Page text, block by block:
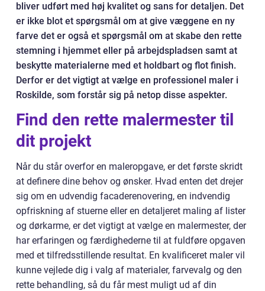
bliver udført med høj kvalitet og sans for detaljen. Det
er ikke blot et spørgsmål om at give væggene en ny
farve det er også et spørgsmål om at skabe den rette
stemning i hjemmet eller på arbejdspladsen samt at
beskytte materialerne med et holdbart og flot finish.
Derfor er det vigtigt at vælge en professionel maler i
Roskilde, som forstår sig på netop disse aspekter.
Find den rette malermester til
dit projekt
Når du står overfor en maleropgave, er det første skridt
at definere dine behov og ønsker. Hvad enten det drejer
sig om en udvendig facaderenovering, en indvendig
opfriskning af stuerne eller en detaljeret maling af lister
og dørkarme, er det vigtigt at vælge en malermester, der
har erfaringen og færdighederne til at fuldføre opgaven
med et tilfredsstillende resultat. En kvalificeret maler vil
kunne vejlede dig i valg af materialer, farvevalg og den
rette behandling, så du får mest muligt ud af din